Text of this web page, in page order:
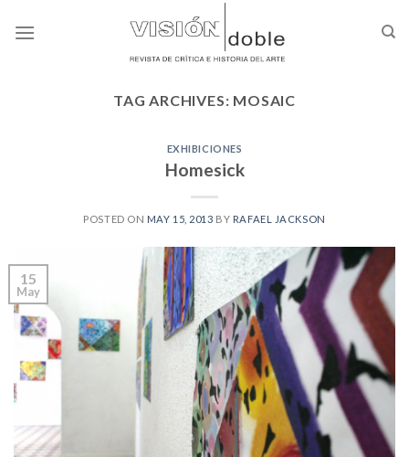
TAG ARCHIVES: MOSAIC
EXHIBICIONES
Homesick
POSTED ON MAY 15, 2013 BY RAFAEL JACKSON
15
May